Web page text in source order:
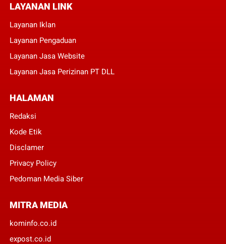
LAYANAN LINK
Layanan Iklan
Layanan Pengaduan
Layanan Jasa Website
Layanan Jasa Perizinan PT DLL
HALAMAN
Redaksi
Kode Etik
Disclamer
Privacy Policy
Pedoman Media Siber
MITRA MEDIA
kominfo.co.id
expost.co.id